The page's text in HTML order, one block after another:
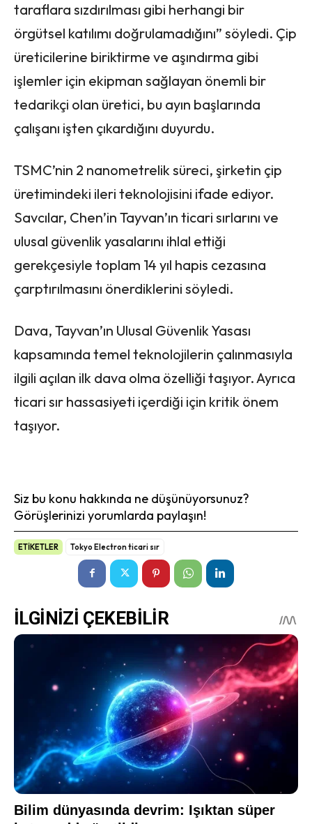
taraflara sızdırılması gibi herhangi bir
örgütsel katılımı doğrulamadığını” söyledi. Çip
üreticilerine biriktirme ve aşındırma gibi
işlemler için ekipman sağlayan önemli bir
tedarikçi olan üretici, bu ayın başlarında
çalışanı işten çıkardığını duyurdu.
TSMC’nin 2 nanometrelik süreci, şirketin çip
üretimindeki ileri teknolojisini ifade ediyor.
Savcılar, Chen’in Tayvan’ın ticari sırlarını ve
ulusal güvenlik yasalarını ihlal ettiği
gerekçesiyle toplam 14 yıl hapis cezasına
çarptırılmasını önerdiklerini söyledi.
Dava, Tayvan’ın Ulusal Güvenlik Yasası
kapsamında temel teknolojilerin çalınmasıyla
ilgili açılan ilk dava olma özelliği taşıyor. Ayrıca
ticari sır hassasiyeti içerdiği için kritik önem
taşıyor.
Siz bu konu hakkında ne düşünüyorsunuz?
Görüşlerinizi yorumlarda paylaşın!
ETİKETLER Tokyo Electron ticari sır